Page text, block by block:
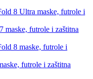
8 Ultra maske, futrole i
maske, futrole i zaštitna
8 maske, futrole i
futrole i zaštitna